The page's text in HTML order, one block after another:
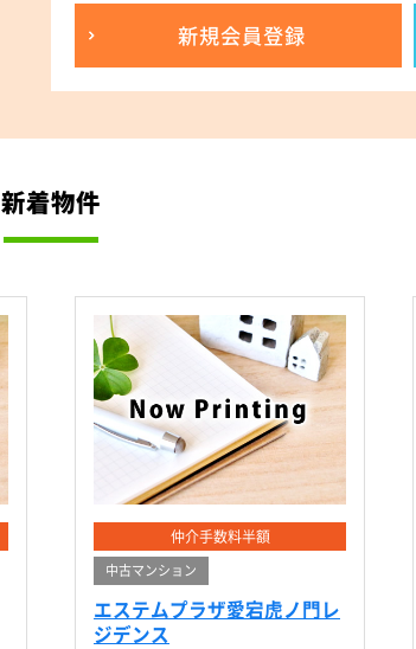
新規会員登録
新着物件
仲介手数料半額
中古マンション
エステムプラザ愛宕虎ノ門レ
ジデンス